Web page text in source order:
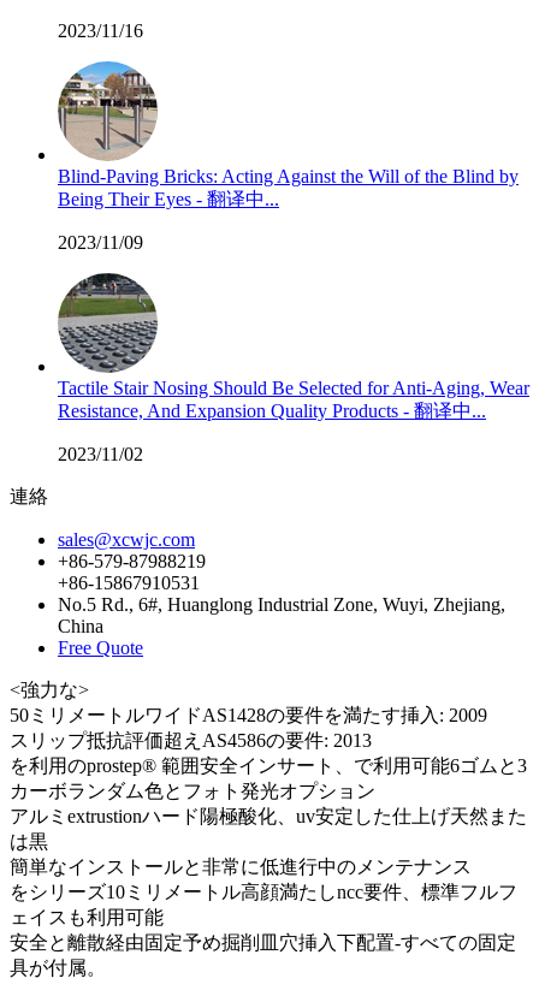
2023/11/16
Blind-Paving Bricks: Acting Against the Will of the Blind by
Being Their Eyes - 翻译中...
2023/11/09
Tactile Stair Nosing Should Be Selected for Anti-Aging, Wear
Resistance, And Expansion Quality Products - 翻译中...
2023/11/02
連絡
sales@xcwjc.com
+86-579-87988219
+86-15867910531
No.5 Rd., 6#, Huanglong Industrial Zone, Wuyi, Zhejiang,
China
Free Quote
<強力な>
50ミリメートルワイドAS1428の要件を満たす挿入: 2009
スリップ抵抗評価超えAS4586の要件: 2013
を利用のprostep® 範囲安全インサート、で利用可能6ゴムと3
カーボランダム色とフォト発光オプション
アルミextrustionハード陽極酸化、uv安定した仕上げ天然また
は黒
簡単なインストールと非常に低進行中のメンテナンス
をシリーズ10ミリメートル高顔満たしncc要件、標準フルフ
ェイスも利用可能
安全と離散経由固定予め掘削皿穴挿入下配置-すべての固定
具が付属。